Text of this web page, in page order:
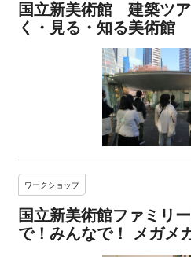
国立新美術館 建築ツ
く・見る・知る美術館
ワークショップ
国立新美術館ファミリ
で！みんなで！ メガメ